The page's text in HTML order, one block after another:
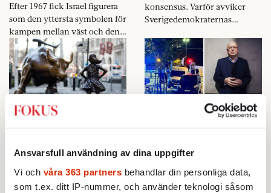
Ansvarsfull användning av dina uppgifter
Vi och våra 363 partners behandlar din personliga data,
som t.ex. ditt IP-nummer, och använder teknologi såsom
Efter 1967 fick Israel figurera
som den yttersta symbolen för
kampen mellan väst och den
fattiga världen.
konsensus. Varför avviker
Sverigedemokraternas
Kulturkriget rör inte
VECKANS FOKUS
USA må plågas av politiskt
kaos och kulturkrig. Men
Terrorexpert: ”Hög
koncentration av
AKTUELLT
INRIKES
Efter terrordådet i Bryssel i